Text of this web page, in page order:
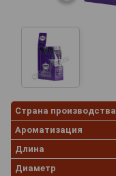
Страна производства
Ароматизация
Длина
Диаметр